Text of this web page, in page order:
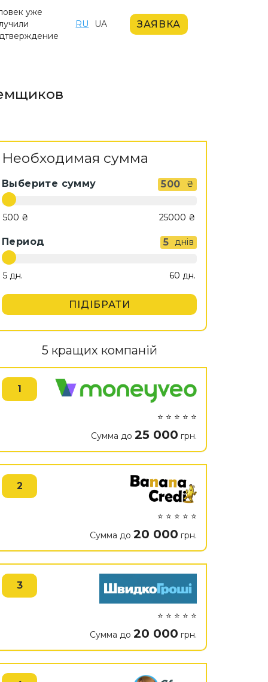
уже
RU UA ЗАЯВКА
Необходимая сумма
Выберите сумму 500 ₴
Период 5 днів
ПІДІБРАТИ
5 кращих компаній
1
⭐ ⭐ ⭐ ⭐ ⭐
Сумма до 25 000 грн.
2
⭐ ⭐ ⭐ ⭐ ⭐
Сумма до 20 000 грн.
3
⭐ ⭐ ⭐ ⭐ ⭐
Сумма до 20 000 грн.